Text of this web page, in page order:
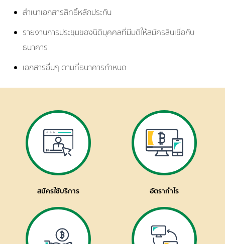
สำเนาเอกสารสิทธิ์หลักประกัน
รายงานการประชุมของนิติบุคคลที่มีมติให้สมัครสินเชื่อกับ
ธนาคาร
เอกสารอื่นๆ ตามที่ธนาคารกำหนด
สมัครใช้บริการ อัตรากำไร